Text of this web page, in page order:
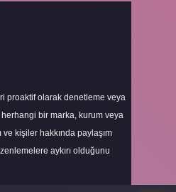
proaktif olarak denetleme veya
bir marka, kurum veya
kişiler hakkında paylaşım
aykırı olduğunu